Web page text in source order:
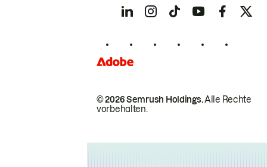
© 2026 Semrush Holdings.Alle Rechte
vorbehalten.